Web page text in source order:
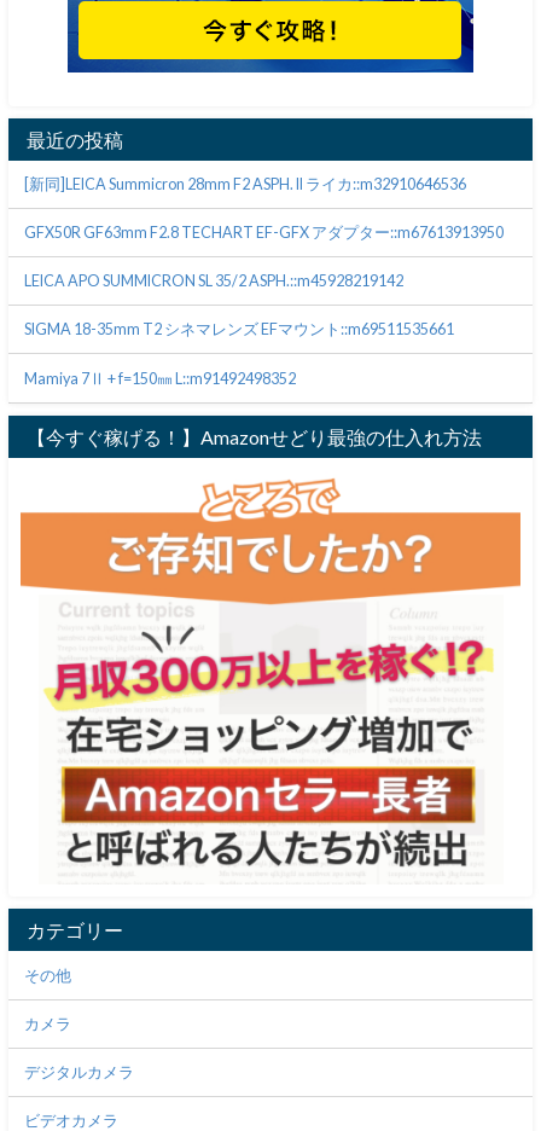
最近の投稿
[新同]LEICA Summicron 28mm F2 ASPH. II ライカ::m32910646536
GFX50R GF63mm F2.8 TECHART EF-GFX アダプター::m67613913950
LEICA APO SUMMICRON SL 35/2 ASPH.::m45928219142
SIGMA 18-35mm T2 シネマレンズ EFマウント::m69511535661
Mamiya 7Ⅱ + f=150㎜ L::m91492498352
【今すぐ稼げる！】Amazonせどり最強の仕入れ方法
カテゴリー
その他
カメラ
デジタルカメラ
ビデオカメラ